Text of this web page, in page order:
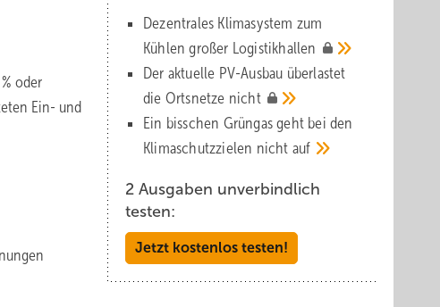
oder
Ein- und
Dezentrales Klimasystem zum
Kühlen großer Logistik­hallen
Der aktuelle PV-Ausbau über­lastet
die Orts­netze nicht
Ein bisschen Grüngas geht bei den
Klima­schutz­zielen nicht auf
2 Ausgaben unverbindlich
testen:
Jetzt kostenlos testen!